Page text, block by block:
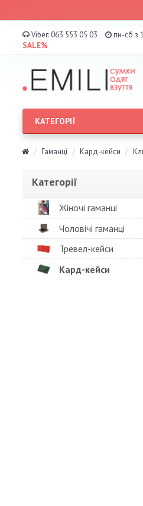
Viber: 063 553 05 03 пн-сб з
SALE%
КАТЕГОРІЇ
Гаманці Кард-кейси
Категорії
Жіночі гаманці
Чоловічі гаманці
Тревел-кейси
Кард-кейси